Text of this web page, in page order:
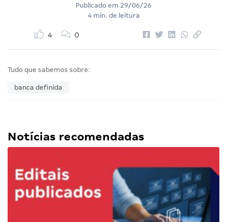
Publicado em 29/06/26
4 min. de leitura
4 0
Tudo que sabemos sobre:
banca definida
Notícias recomendadas